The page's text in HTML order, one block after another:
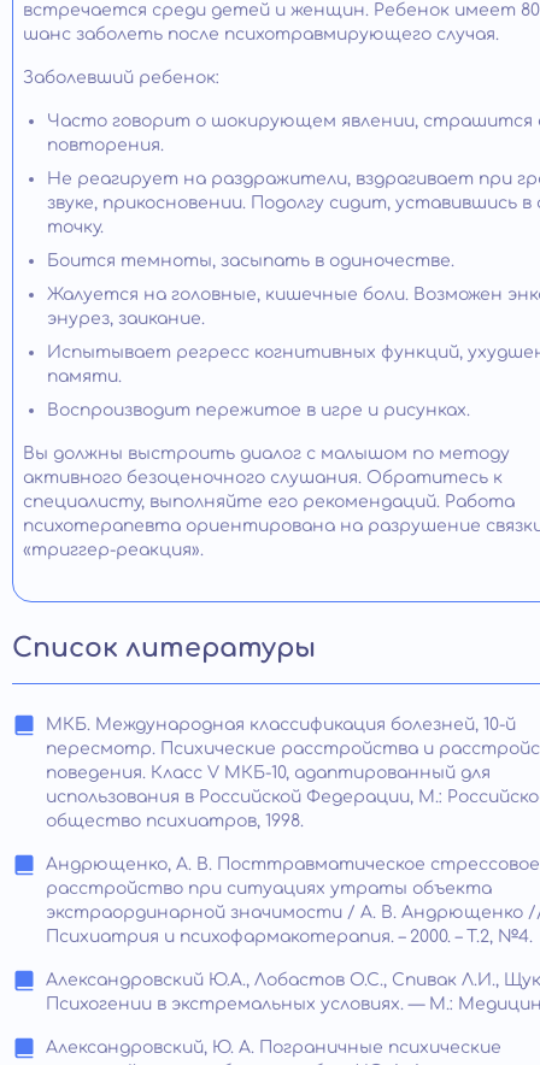
встречается среди детей и женщин. Ребенок имеет
шанс заболеть после психотравмирующего случая.
Заболевший ребенок:
Часто говорит о шокирующем явлении, страшится
повторения.
Не реагирует на раздражители, вздрагивает при
звуке, прикосновении. Подолгу сидит, уставившись в
точку.
Боится темноты, засыпать в одиночестве.
Жалуется на головные, кишечные боли. Возможен
энурез, заикание.
Испытывает регресс когнитивных функций,
памяти.
Воспроизводит пережитое в игре и рисунках.
Вы должны выстроить диалог с малышом по методу
активного безоценочного слушания. Обратитесь к
специалисту, выполняйте его рекомендаций. Работа
психотерапевта ориентирована на разрушение
«триггер-реакция».
Список литературы
МКБ. Международная классификация болезней, 10-й
пересмотр. Психические расстройства и
поведения. Класс V МКБ-10, адаптированный для
использования в Российской Федерации, М.:
общество психиатров, 1998.
Андрющенко, А. В. Посттравматическое стрессовое
расстройство при ситуациях утраты объекта
экстраординарной значимости / А. В. Андрющенко
Психиатрия и психофармакотерапия. – 2000. – Т.2, №4.
Александровский Ю.А., Лобастов О.С., Спивак Л.И.,
Психогении в экстремальных условиях. — М.:
Александровский, Ю. А. Пограничные психические